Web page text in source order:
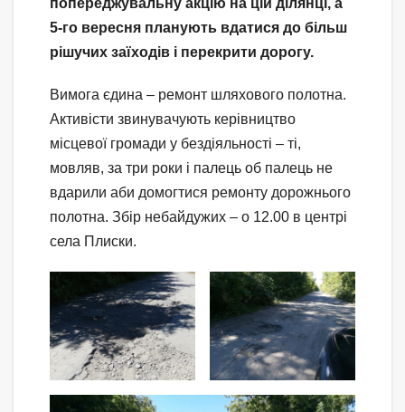
5-го вересня планують вдатися до більш
рішучих заїходів і перекрити дорогу.
Вимога єдина – ремонт шляхового полотна.
Активісти звинувачують керівництво
місцевої громади у бездіяльності – ті,
мовляв, за три роки і палець об палець не
вдарили аби домогтися ремонту дорожнього
полотна. Збір небайдужих – о 12.00 в центрі
села Плиски.